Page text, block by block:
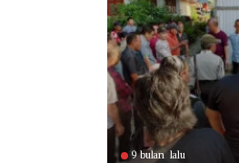
9 bulan lalu